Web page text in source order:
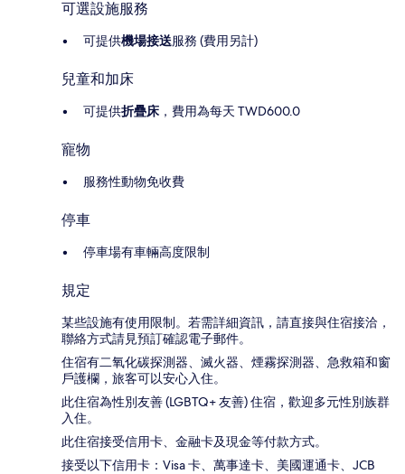
可選設施服務
可提供機場接送服務 (費用另計)
兒童和加床
可提供折疊床 ，費用為每天 TWD600.0
寵物
服務性動物免收費
停車
停車場有車輛高度限制
規定
某些設施有使用限制。若需詳細資訊，請直接與住宿接洽，
聯絡方式請見預訂確認電子郵件。
住宿有二氧化碳探測器、滅火器、煙霧探測器、急救箱和窗
戶護欄，旅客可以安心入住。
此住宿為性別友善 (LGBTQ+ 友善) 住宿，歡迎多元性別族群
入住。
此住宿接受信用卡、金融卡及現金等付款方式。
接受以下信用卡：Visa 卡、萬事達卡、美國運通卡、JCB